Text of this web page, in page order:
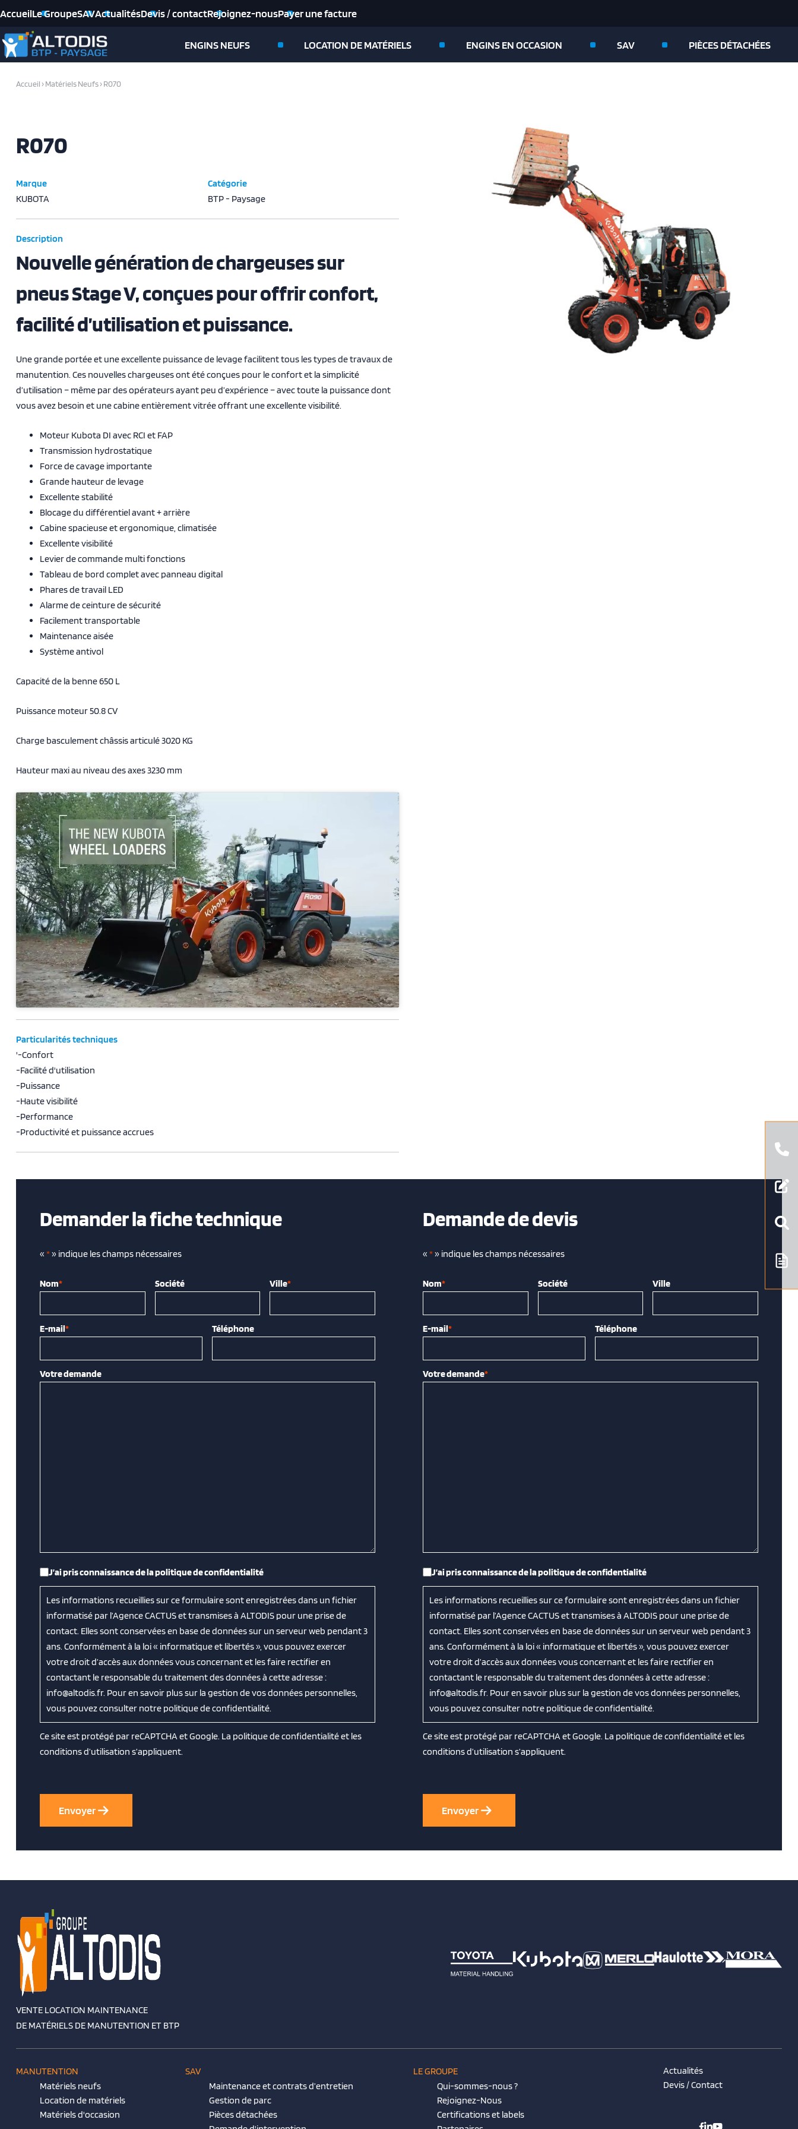
AccueilLe GroupeSAVActualitésDevis / contactRejoignez-nousPayer une facture
ENGINS NEUFS LOCATION DE MATÉRIELS ENGINS EN OCCASION SAV PIÈCES DÉTACHÉES
Accueil›Matériels Neufs›R070
R070
Marque
KUBOTA
Catégorie
BTP - Paysage
Description
Nouvelle génération de chargeuses sur
pneus Stage V, conçues pour offrir confort,
facilité d’utilisation et puissance.
Une grande portée et une excellente puissance de levage facilitent tous les types de travaux de
manutention. Ces nouvelles chargeuses ont été conçues pour le confort et la simplicité
d’utilisation – même par des opérateurs ayant peu d’expérience – avec toute la puissance dont
vous avez besoin et une cabine entièrement vitrée offrant une excellente visibilité.
Moteur Kubota DI avec RCI et FAP
Transmission hydrostatique
Force de cavage importante
Grande hauteur de levage
Excellente stabilité
Blocage du différentiel avant + arrière
Cabine spacieuse et ergonomique, climatisée
Excellente visibilité
Levier de commande multi fonctions
Tableau de bord complet avec panneau digital
Phares de travail LED
Alarme de ceinture de sécurité
Facilement transportable
Maintenance aisée
Système antivol
Capacité de la benne 650 L
Puissance moteur 50.8 CV
Charge basculement châssis articulé 3020 KG
Hauteur maxi au niveau des axes 3230 mm
Particularités techniques
'-Confort
-Facilité d'utilisation
-Puissance
-Haute visibilité
-Performance
-Productivité et puissance accrues
Demander la fiche technique
« *» indique les champs nécessaires
Nom* Société Ville*
E-mail* Téléphone
Votre demande
RGPD
J’ai pris connaissance de la politique de confidentialité
Les informations recueillies sur ce formulaire sont enregistrées dans un fichier
informatisé par l’Agence CACTUS et transmises à ALTODIS pour une prise de
contact. Elles sont conservées en base de données sur un serveur web pendant 3
ans. Conformément à la loi « informatique et libertés », vous pouvez exercer
votre droit d’accès aux données vous concernant et les faire rectifier en
contactant le responsable du traitement des données à cette adresse :
info@altodis.fr. Pour en savoir plus sur la gestion de vos données personnelles,
vous pouvez consulter notre politique de confidentialité.
Ce site est protégé par reCAPTCHA et Google. La politique de confidentialitéet les
conditions d’utilisation s’appliquent.
Demande de devis
« *» indique les champs nécessaires
Nom* Société Ville
E-mail* Téléphone
Votre demande*
RGPD
J’ai pris connaissance de la politique de confidentialité
Les informations recueillies sur ce formulaire sont enregistrées dans un fichier
informatisé par l’Agence CACTUS et transmises à ALTODIS pour une prise de
contact. Elles sont conservées en base de données sur un serveur web pendant 3
ans. Conformément à la loi « informatique et libertés », vous pouvez exercer
votre droit d’accès aux données vous concernant et les faire rectifier en
contactant le responsable du traitement des données à cette adresse :
info@altodis.fr. Pour en savoir plus sur la gestion de vos données personnelles,
vous pouvez consulter notre politique de confidentialité.
Ce site est protégé par reCAPTCHA et Google. La politique de confidentialitéet les
conditions d’utilisation s’appliquent.
VENTE LOCATION MAINTENANCE
DE MATÉRIELS DE MANUTENTION ET BTP
MANUTENTION
Matériels neufs
Location de matériels
Matériels d'occasion
SAV
Maintenance et contrats d’entretien
Gestion de parc
Pièces détachées
LE GROUPE
Qui-sommes-nous ?
Rejoignez-Nous
Certifications et labels
Actualités
Devis / Contact